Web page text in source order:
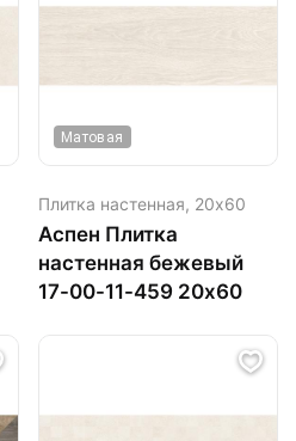
Матовая
Плитка настенная, 20х60
Аспен Плитка
настенная бежевый
17-00-11-459 20х60